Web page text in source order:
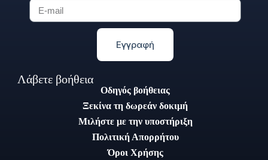
Εγγραφή
Λάβετε βοήθεια
Οδηγός βοήθειας
Ξεκίνα τη δωρεάν δοκιμή
Μιλήστε με την υποστήριξη
Πολιτική Απορρήτου
Όροι Χρήσης